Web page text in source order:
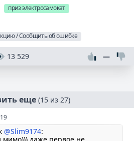
приз электросамокат
/ Сообщить об ошибке
13 529 —
еще (15 из 27)
@Slim9174: